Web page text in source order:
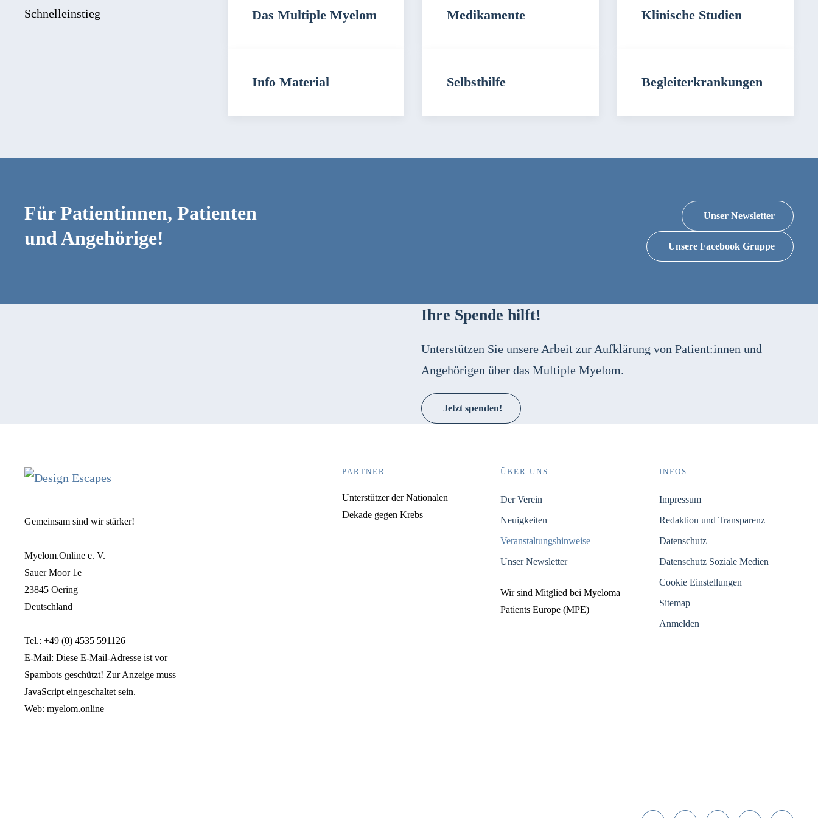
Schnelleinstieg
Das Multiple Myelom Medikamente Klinische Studien
Info Material Selbsthilfe Begleiterkrankungen
Für Patientinnen, Patienten
und Angehörige!
Unser Newsletter
Unsere Facebook Gruppe
Ihre Spende hilft!
Unterstützen Sie unsere Arbeit zur Aufklärung von Patient:innen und
Angehörigen über das Multiple Myelom.
Jetzt spenden!
Gemeinsam sind wir stärker!
Myelom.Online e. V.
Sauer Moor 1e
23845 Oering
Deutschland
Tel.: +49 (0) 4535 591126
E-Mail: Diese E-Mail-Adresse ist vor
Spambots geschützt! Zur Anzeige muss
JavaScript eingeschaltet sein.
Web: myelom.online
PARTNER
Unterstützer der Nationalen
Dekade gegen Krebs
ÜBER UNS
Der Verein
Neuigkeiten
Veranstaltungshinweise
Unser Newsletter
Wir sind Mitglied bei Myeloma
Patients Europe (MPE)
INFOS
Impressum
Redaktion und Transparenz
Datenschutz
Datenschutz Soziale Medien
Cookie Einstellungen
Sitemap
Anmelden